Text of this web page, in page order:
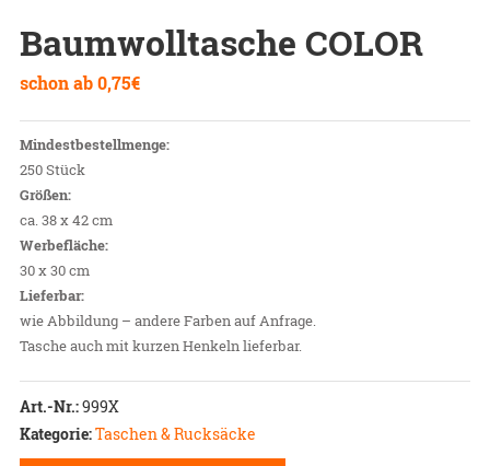
Baumwolltasche COLOR
schon ab0,75€
Mindestbestellmenge:
250 Stück
Größen:
ca. 38 x 42 cm
Werbefläche:
30 x 30 cm
Lieferbar:
wie Abbildung – andere Farben auf Anfrage.
Tasche auch mit kurzen Henkeln lieferbar.
Art.-Nr.:999X
Kategorie:Taschen & Rucksäcke